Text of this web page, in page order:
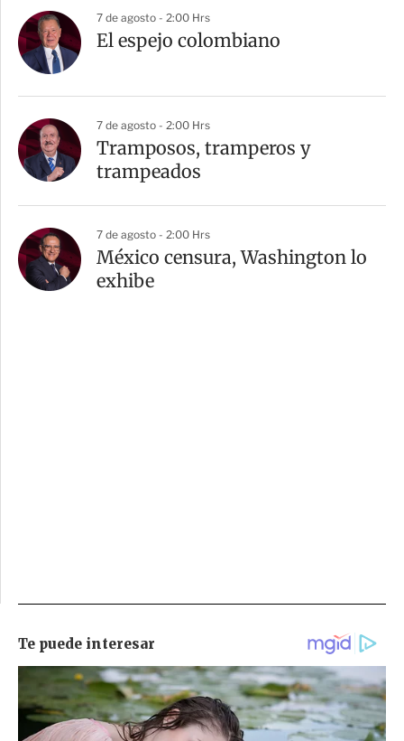
7 de agosto - 2:00 Hrs
El espejo colombiano
7 de agosto - 2:00 Hrs
Tramposos, tramperos y
trampeados
7 de agosto - 2:00 Hrs
México censura, Washington lo
exhibe